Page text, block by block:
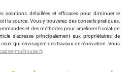
solutions détaillées et efficaces pour diminuer le
la source. Vous y trouverez des conseils pratiques,
et des méthodes pour améliorer l’isolation
s’adresse principalement aux propriétaires de
qui envisagent des travaux de rénovation. Vous
mulhouse.fr.